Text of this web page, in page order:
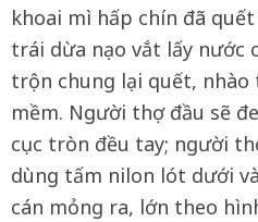
khoai mì hấp chín đã
trái dừa nạo vắt lấy nước
trộn chung lại quết,
mềm. Người thợ đầu sẽ
cục tròn đều tay; người
dùng tấm nilon lót dưới
cán mỏng ra, lớn theo